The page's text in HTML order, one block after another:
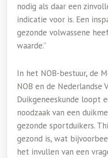
nodig als daar een
indicatie voor is. Een
gezonde volwassene
waarde.”
In het NOB-bestuur, de
NOB en de Nederlandse
Duikgeneeskunde loopt
noodzaak van een
gezonde sportduikers.
gezond is, wat
het invullen van een